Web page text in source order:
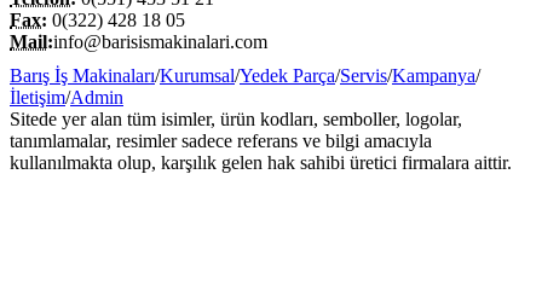
Fax: 0(322) 428 18 05
Mail:info@barisismakinalari.com
Barış İş Makinaları/Kurumsal/Yedek Parça/Servis/Kampanya/
İletişim/Admin
Sitede yer alan tüm isimler, ürün kodları, semboller, logolar,
tanımlamalar, resimler sadece referans ve bilgi amacıyla
kullanılmakta olup, karşılık gelen hak sahibi üretici firmalara aittir.